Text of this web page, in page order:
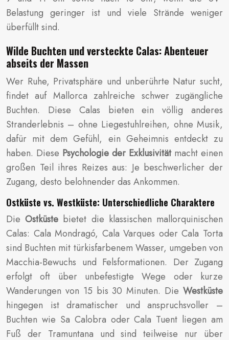
Belastung geringer ist und viele Strände weniger
überfüllt sind.
Wilde Buchten und versteckte Calas: Abenteuer
abseits der Massen
Wer Ruhe, Privatsphäre und unberührte Natur sucht,
findet auf Mallorca zahlreiche schwer zugängliche
Buchten. Diese Calas bieten ein völlig anderes
Stranderlebnis – ohne Liegestuhlreihen, ohne Musik,
dafür mit dem Gefühl, ein Geheimnis entdeckt zu
haben. Diese Psychologie der Exklusivitätmacht einen
großen Teil ihres Reizes aus: Je beschwerlicher der
Zugang, desto belohnender das Ankommen.
Ostküste vs. Westküste: Unterschiedliche Charaktere
DieOstküste bietet die klassischen mallorquinischen
Calas: Cala Mondragó, Cala Varques oder Cala Torta
sind Buchten mit türkisfarbenem Wasser, umgeben von
Macchia-Bewuchs und Felsformationen. Der Zugang
erfolgt oft über unbefestigte Wege oder kurze
Wanderungen von 15 bis 30 Minuten. Die Westküste
hingegen ist dramatischer und anspruchsvoller –
Buchten wie Sa Calobra oder Cala Tuent liegen am
Fuß der Tramuntana und sind teilweise nur über